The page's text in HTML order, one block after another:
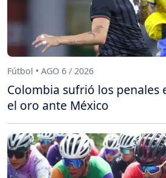
Fútbol • AGO 6 / 2026
Colombia sufrió los penales
el oro ante México